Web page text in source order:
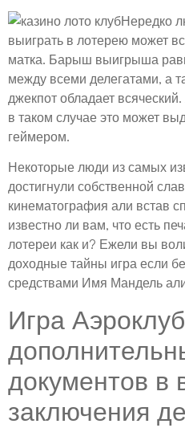
Нередко
выиграть в лотерею может
матка. Барыш выигрыша
между всеми делегатами, а
джекпот обладает
в таком случае это может
геймером.
Некоторые люди из самых
достигнули собственной
кинематография али встав
известно ли вам, что есть
лотереи как и? Ежели вы
доходные тайны игра если
средствами Имя Мандель
Игра
документов в
заключения